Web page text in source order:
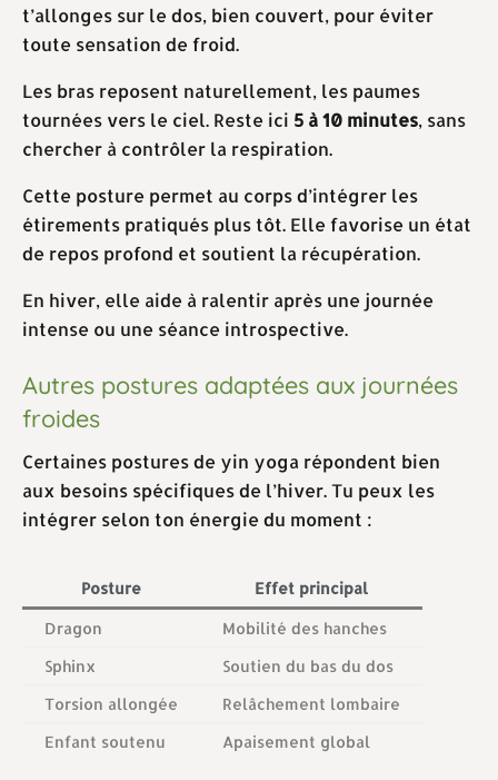
t’allonges sur le dos, bien couvert, pour éviter
toute sensation de froid.
Les bras reposent naturellement, les paumes
tournées vers le ciel. Reste ici 5 à 10 minutes, sans
chercher à contrôler la respiration.
Cette posture permet au corps d’intégrer les
étirements pratiqués plus tôt. Elle favorise un état
de repos profond et soutient la récupération.
En hiver, elle aide à ralentir après une journée
intense ou une séance introspective.
Autres postures adaptées aux journées
froides
Certaines postures de yin yoga répondent bien
aux besoins spécifiques de l’hiver. Tu peux les
intégrer selon ton énergie du moment :
Posture Effet principal
Dragon
Mobilité des hanches
Sphinx
Soutien du bas du dos
Torsion allongée
Relâchement lombaire
Enfant soutenu
Apaisement global